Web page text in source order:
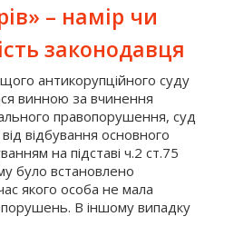
– намір чи
законодавця
антикорупційного суду
винною за вчинення
правопорушення, суд
відбування основного
на підставі ч.2 ст.75
було встановлено
якого особа не мала
В іншому випадку